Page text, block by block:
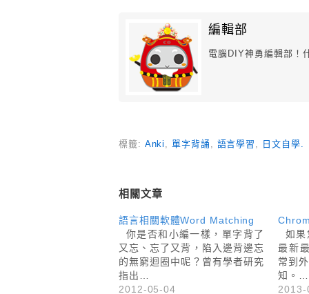
編輯部
電腦DIY神勇編輯部！
標籤: Anki ,單字背誦 , 語言學習 , 日文自學.
相關文章
語言相關軟體Word Matching
你是否和小編一樣，單字背了
又忘、忘了又背，陷入邊背邊忘
的無窮迴圈中呢？曾有學者研究
指出…
2012-05-04
如果
最新
常到
知。…